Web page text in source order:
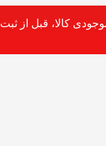
کالا، قبل از